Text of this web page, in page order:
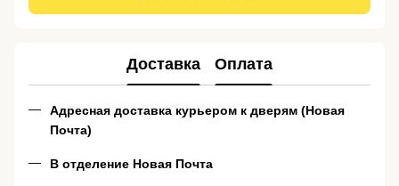
Доставка Оплата
Адресная доставка курьером к дверям (Новая
Почта)
В отделение Новая Почта